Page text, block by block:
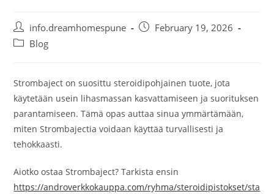
Post
author:
info.dreamhomespune
PostFebruary 19, 2026
PostBlog
Strombaject on suosittu steroidipohjainen tuote, jota
käytetään usein lihasmassan kasvattamiseen ja suorituksen
parantamiseen. Tämä opas auttaa sinua ymmärtämään,
miten Strombajectia voidaan käyttää turvallisesti ja
tehokkaasti.
Aiotko ostaa Strombaject? Tarkista ensin
https://androverkkokauppa.com/ryhma/steroidipistokset/sta